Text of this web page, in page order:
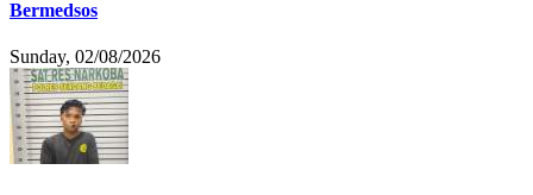
Bermedsos
Sunday, 02/08/2026